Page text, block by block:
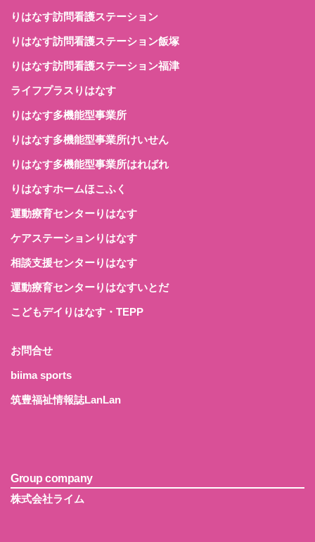
りはなす訪問看護ステーション
りはなす訪問看護ステーション飯塚
りはなす訪問看護ステーション福津
ライフプラスりはなす
りはなす多機能型事業所
りはなす多機能型事業所けいせん
りはなす多機能型事業所はればれ
りはなすホームほこふく
運動療育センターりはなす
ケアステーションりはなす
相談支援センターりはなす
運動療育センターりはなすいとだ
こどもデイりはなす・TEPP
お問合せ
biima sports
筑豊福祉情報誌LanLan
Group company
株式会社ライム